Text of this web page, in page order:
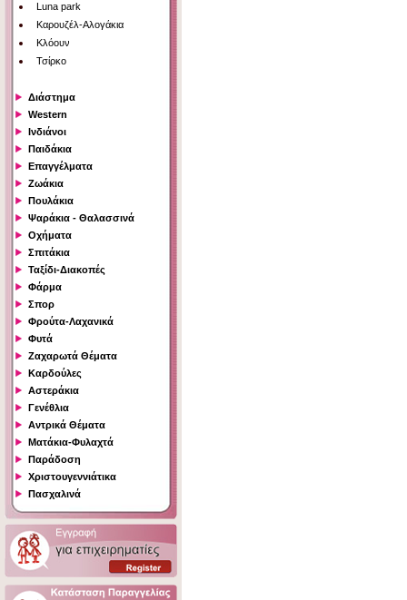
Luna park
Καρουζέλ-Αλογάκια
Κλόουν
Τσίρκο
Διάστημα
Western
Ινδιάνοι
Παιδάκια
Επαγγέλματα
Ζωάκια
Πουλάκια
Ψαράκια - Θαλασσινά
Οχήματα
Σπιτάκια
Ταξίδι-Διακοπές
Φάρμα
Σπορ
Φρούτα-Λαχανικά
Φυτά
Ζαχαρωτά Θέματα
Καρδούλες
Αστεράκια
Γενέθλια
Αντρικά Θέματα
Ματάκια-Φυλαχτά
Παράδοση
Χριστουγεννιάτικα
Πασχαλινά